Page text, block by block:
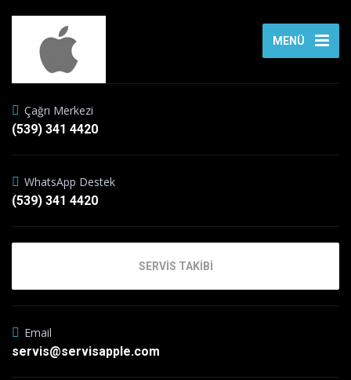
MENÜ
Çağrı Merkezi
(539) 341 4420
WhatsApp Destek
(539) 341 4420
SERVİS TAKİBİ
Email
servis@servisapple.com